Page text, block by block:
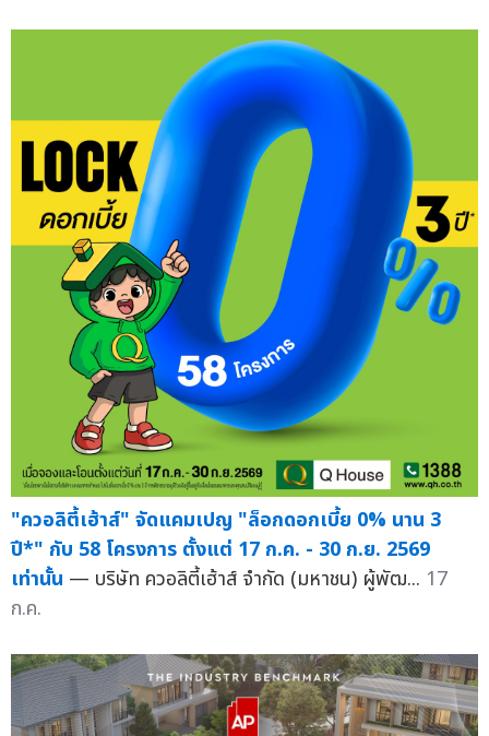
"ควอลิตี้เฮ้าส์" จัดแคมเปญ "ล็อกดอกเบี้ย 0% นาน 3
ปี*" กับ 58 โครงการ ตั้งแต่ 17 ก.ค. - 30 ก.ย. 2569
เท่านั้น — บริษัท ควอลิตี้เฮ้าส์ จำกัด (มหาชน) ผู้พัฒ... 17
ก.ค.